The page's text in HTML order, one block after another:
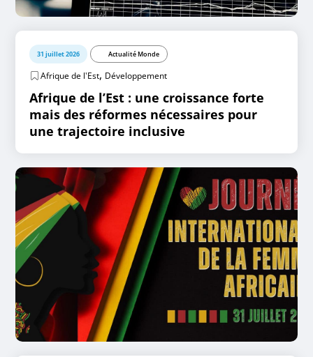
31 juillet 2026 Actualité Monde
Afrique de l'Est, Développement
Afrique de l’Est : une croissance forte
mais des réformes nécessaires pour
une trajectoire inclusive